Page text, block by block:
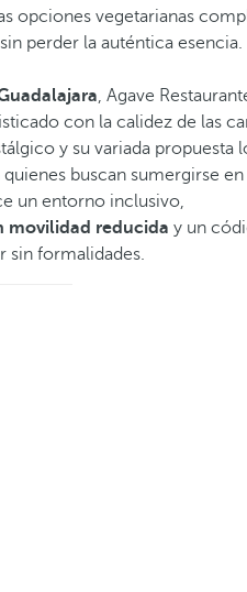
opciones vegetarianas
perder la auténtica esencia.
, Agave
con la calidez de las
y su variada propuesta
buscan sumergirse en
un entorno inclusivo,
movilidad reducida y un
sin formalidades.